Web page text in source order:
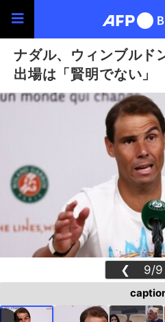
ナダル、ウィンブルド
出場は「賢明でない」
❮ 9/9